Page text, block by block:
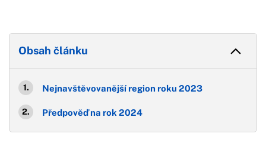
Obsah článku
Nejnavštěvovanější region roku 2023
Předpověď na rok 2024